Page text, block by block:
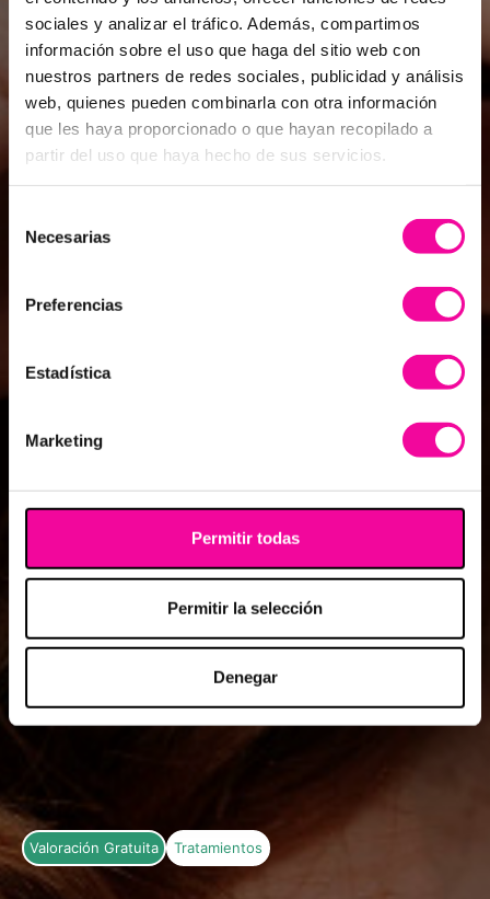
sociales y analizar el tráfico. Además, compartimos
información sobre el uso que haga del sitio web con
nuestros partners de redes sociales, publicidad y análisis
web, quienes pueden combinarla con otra información
que les haya proporcionado o que hayan recopilado a
partir del uso que haya hecho de sus servicios.
Necesarias
Preferencias
Estadística
Marketing
Permitir todas
Permitir la selección
Denegar
Valoración Gratuita Tratamientos